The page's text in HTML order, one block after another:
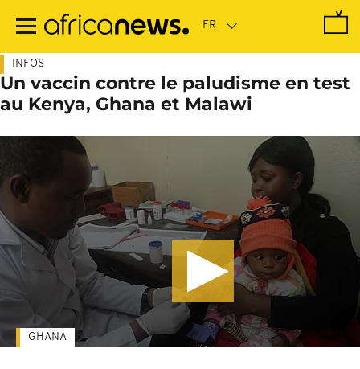
contenu
INFOS
Un vaccin contre le paludisme en test
au Kenya, Ghana et Malawi
GHANA